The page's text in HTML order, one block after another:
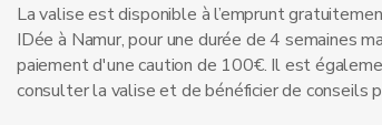
La valise est disponible à l’emprunt
IDée à Namur, pour une durée de 4 semaines
paiement d'une caution de 100€. Il est
consulter la valise et de bénéficier de conseils